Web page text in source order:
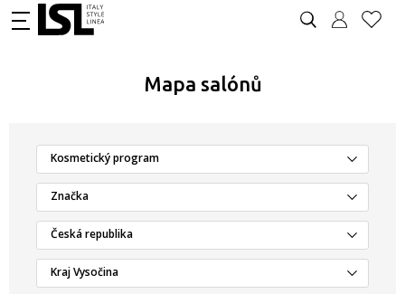
Mapa salónů
Kosmetický program
Značka
Česká republika
Kraj Vysočina